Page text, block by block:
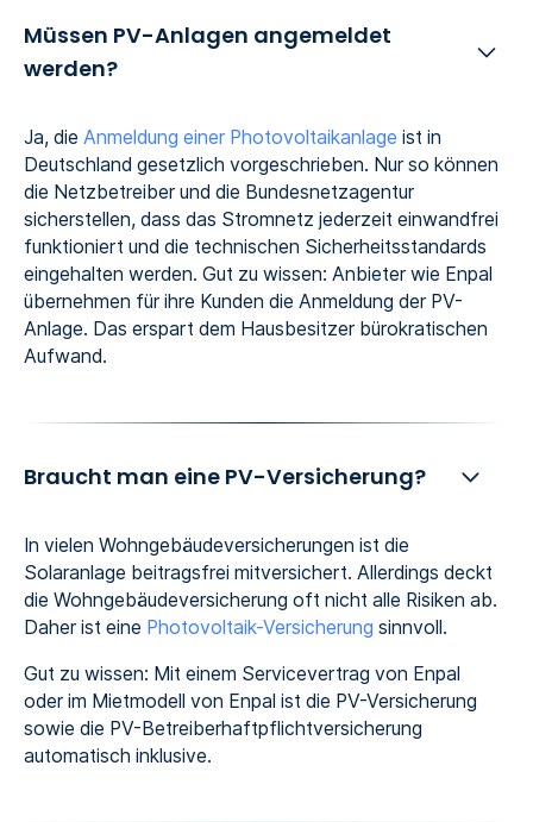
Müssen PV-Anlagen angemeldet
werden?
Ja, die Anmeldung einer Photovoltaikanlage ist in
Deutschland gesetzlich vorgeschrieben. Nur so können
die Netzbetreiber und die Bundesnetzagentur
sicherstellen, dass das Stromnetz jederzeit einwandfrei
funktioniert und die technischen Sicherheitsstandards
eingehalten werden. Gut zu wissen: Anbieter wie Enpal
übernehmen für ihre Kunden die Anmeldung der PV-
Anlage. Das erspart dem Hausbesitzer bürokratischen
Aufwand.
Braucht man eine PV-Versicherung?
In vielen Wohngebäudeversicherungen ist die
Solaranlage beitragsfrei mitversichert. Allerdings deckt
die Wohngebäudeversicherung oft nicht alle Risiken ab.
Daher ist eine Photovoltaik-Versicherung sinnvoll.
Gut zu wissen: Mit einem Servicevertrag von Enpal
oder im Mietmodell von Enpal ist die PV-Versicherung
sowie die PV-Betreiberhaftpflichtversicherung
automatisch inklusive.